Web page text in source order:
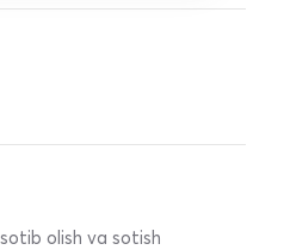
olish va sotish